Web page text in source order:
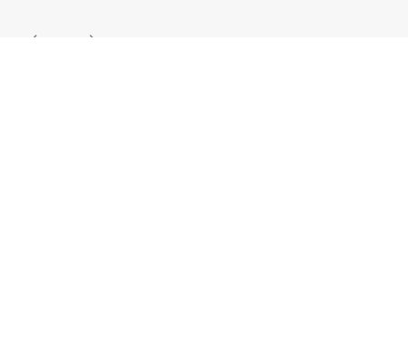
(495) 134-83-95